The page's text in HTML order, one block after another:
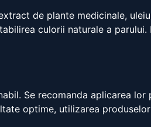
de plante medicinale,
culorii naturale a
Se recomanda aplicarea
optime, utilizarea